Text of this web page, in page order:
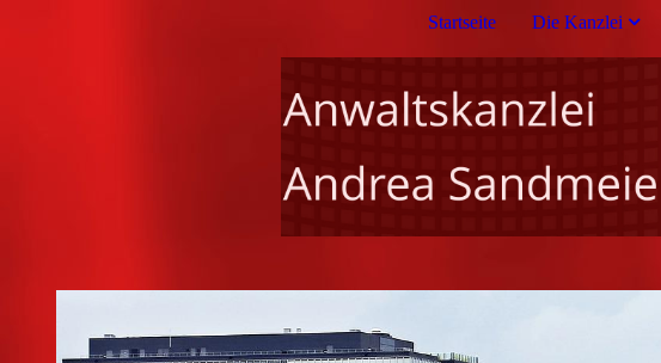
Startseite Die Kanzlei